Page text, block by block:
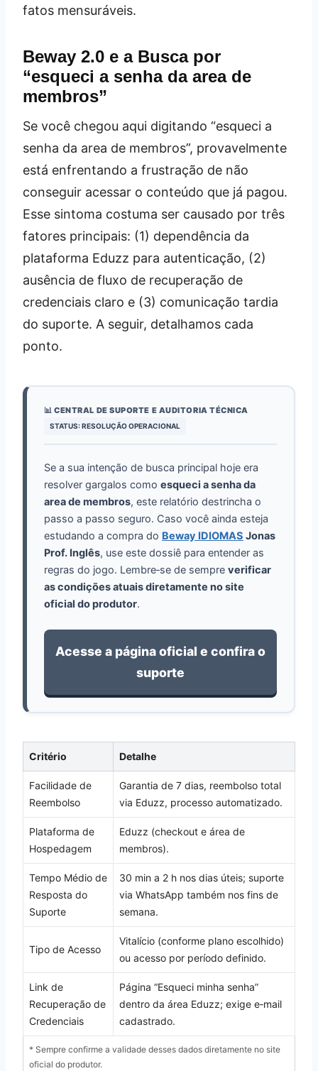
fatos mensuráveis.
Beway 2.0 e a Busca por
“esqueci a senha da area de
membros”
Se você chegou aqui digitando “esqueci a
senha da area de membros”, provavelmente
está enfrentando a frustração de não
conseguir acessar o conteúdo que já pagou.
Esse sintoma costuma ser causado por três
fatores principais: (1) dependência da
plataforma Eduzz para autenticação, (2)
ausência de fluxo de recuperação de
credenciais claro e (3) comunicação tardia
do suporte. A seguir, detalhamos cada
ponto.
📊 CENTRAL DE SUPORTE E AUDITORIA TÉCNICA
STATUS: RESOLUÇÃO OPERACIONAL
Se a sua intenção de busca principal hoje era
resolver gargalos como esqueci a senha da
area de membros, este relatório destrincha o
passo a passo seguro. Caso você ainda esteja
estudando a compra do Beway IDIOMAS Jonas
Prof. Inglês, use este dossiê para entender as
regras do jogo. Lembre‑se de sempre verificar
as condições atuais diretamente no site
oficial do produtor.
Acesse a página oficial e confira o
suporte
Critério Detalhe
Facilidade de
Reembolso
Garantia de 7 dias, reembolso total
via Eduzz, processo automatizado.
Plataforma de
Hospedagem
Eduzz (checkout e área de
membros).
Tempo Médio de
Resposta do
Suporte
30 min a 2 h nos dias úteis; suporte
via WhatsApp também nos fins de
semana.
Tipo de Acesso
Vitalício (conforme plano escolhido)
ou acesso por período definido.
Link de
Recuperação de
Credenciais
Página “Esqueci minha senha”
dentro da área Eduzz; exige e‑mail
cadastrado.
* Sempre confirme a validade desses dados diretamente no site
oficial do produtor.